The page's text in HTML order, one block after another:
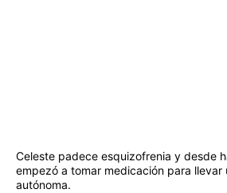
Celeste padece esquizofrenia y desde
empezó a tomar medicación para llevar
autónoma.